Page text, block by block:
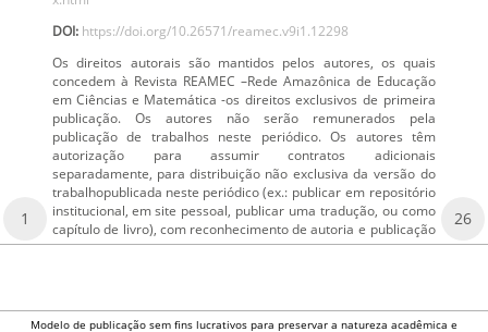
DOI: https://doi.org/10.26571/reamec.v9i1.12298
Os direitos autorais são mantidos pelos autores, os quais
concedem à Revista REAMEC –Rede Amazônica de Educação
em Ciências e Matemática -os direitos exclusivos de primeira
publicação. Os autores não serão remunerados pela
publicação de trabalhos neste periódico. Os autores têm
autorização para assumir contratos adicionais
separadamente, para distribuição não exclusiva da versão do
trabalhopublicada neste periódico (ex.: publicar em repositório
institucional, em site pessoal, publicar uma tradução, ou como
capítulo de livro), com reconhecimento de autoria e publicação
1 26
Modelo de publicação sem fins lucrativos para preservar a natureza acadêmica e